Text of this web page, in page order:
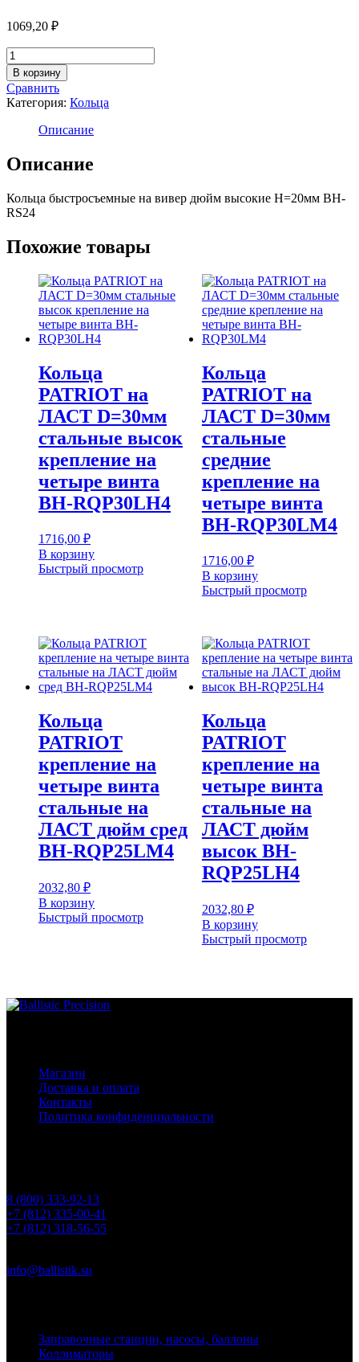
1069,20 ₽
Количество
товара
Кольца
быстросъемные
на
высокие
Н=20мм
RS24
В корзину
Сравнить
Категория: Кольца
Описание
Описание
Кольца быстросъемные на вивер дюйм высокие Н=20мм BH-
RS24
Похожие товары
Кольца
PATRIOT на
ЛАСТ D=30мм
стальные высок
крепление на
четыре винта
BH-RQP30LH4
1716,00 ₽
В корзину
Быстрый просмотр
Кольца
PATRIOT на
ЛАСТ D=30мм
стальные
средние
крепление на
четыре винта
BH-RQP30LM4
1716,00 ₽
В корзину
Быстрый просмотр
Кольца
PATRIOT
крепление на
четыре винта
стальные на
ЛАСТ дюйм сред
BH-RQP25LM4
2032,80 ₽
В корзину
Быстрый просмотр
Кольца
PATRIOT
крепление на
четыре винта
стальные на
ЛАСТ дюйм
высок BH-
RQP25LH4
2032,80 ₽
В корзину
Быстрый просмотр
Магазин
Доставка и оплата
Контакты
Политика конфиденциальности
8 (800) 333-92-13
+7 (812) 335-00-41
+7 (812) 318-56-55
info@ballistik.su
Заправочные станции, насосы, баллоны
Коллиматоры